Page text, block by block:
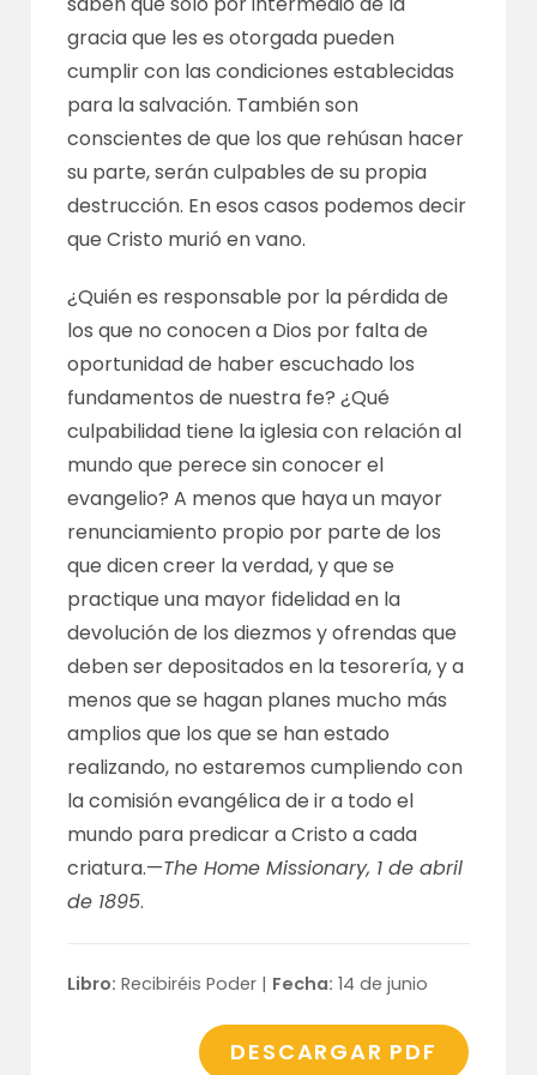
gracia que les es otorgada pueden
cumplir con las condiciones establecidas
para la salvación. También son
conscientes de que los que rehúsan hacer
su parte, serán culpables de su propia
destrucción. En esos casos podemos decir
que Cristo murió en vano.
¿Quién es responsable por la pérdida de
los que no conocen a Dios por falta de
oportunidad de haber escuchado los
fundamentos de nuestra fe? ¿Qué
culpabilidad tiene la iglesia con relación al
mundo que perece sin conocer el
evangelio? A menos que haya un mayor
renunciamiento propio por parte de los
que dicen creer la verdad, y que se
practique una mayor fidelidad en la
devolución de los diezmos y ofrendas que
deben ser depositados en la tesorería, y a
menos que se hagan planes mucho más
amplios que los que se han estado
realizando, no estaremos cumpliendo con
la comisión evangélica de ir a todo el
mundo para predicar a Cristo a cada
criatura.—The Home Missionary, 1 de abril
de 1895.
Libro: Recibiréis Poder | Fecha: 14 de junio
DESCARGAR PDF